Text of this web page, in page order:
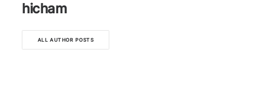
hicham
ALL AUTHOR POSTS